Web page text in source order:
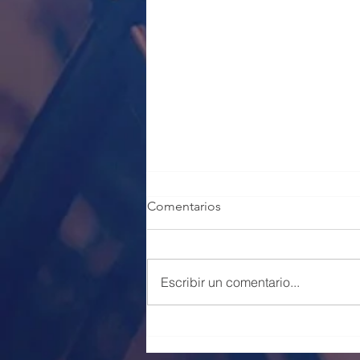
Comentarios
Escribir un comentario...